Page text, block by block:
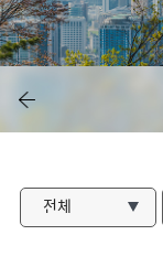
전체